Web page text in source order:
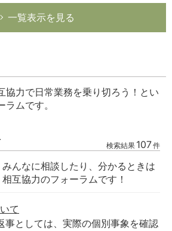
一覧表示を見る
協力で日常業務を乗り切ろう！とい
ムです。
検索結果 107件
んなに相談したり、分かるときは
互協力のフォーラムです！
て
事としては、実際の個別事象を確認